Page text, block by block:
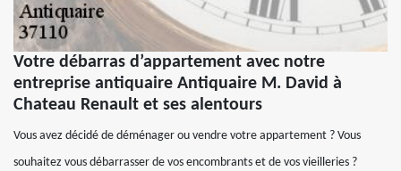
Votre débarras d’appartement avec notre
entreprise antiquaire Antiquaire M. David à
Chateau Renault et ses alentours
Vous avez décidé de déménager ou vendre votre appartement ? Vous
souhaitez vous débarrasser de vos encombrants et de vos vieilleries ?